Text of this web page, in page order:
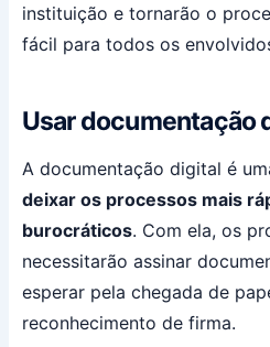
instituição e tornarão o
fácil para todos os
Usar documentação
A documentação digital é
deixar os processos mais
burocráticos. Com ela, os
necessitarão assinar
esperar pela chegada de
reconhecimento de firma.